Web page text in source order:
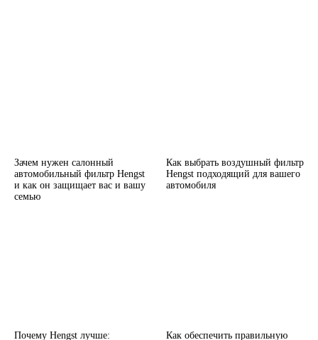
Зачем нужен салонный
автомобильный фильтр Hengst
и как он защищает вас и вашу
семью
Как выбрать воздушный фильтр
Hengst подходящий для вашего
автомобиля
Почему Hengst лучше: Как обеспечить правильную